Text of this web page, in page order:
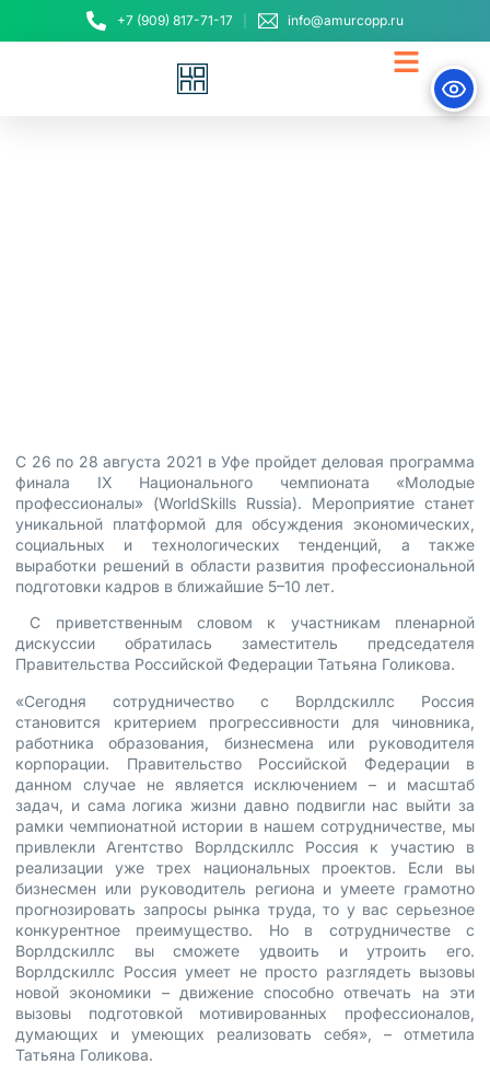
+7 (909) 817-71-17 info@amurcopp.ru
C 26 по 28 августа 2021 в Уфе пройдет деловая программа
финала IХ Национального чемпионата «Молодые
профессионалы» (WorldSkills Russia). Мероприятие станет
уникальной платформой для обсуждения экономических,
социальных и технологических тенденций, а также
выработки решений в области развития профессиональной
подготовки кадров в ближайшие 5–10 лет.
С приветственным словом к участникам пленарной
дискуссии обратилась заместитель председателя
Правительства Российской Федерации Татьяна Голикова.
«Сегодня сотрудничество с Ворлдскиллс Россия
становится критерием прогрессивности для чиновника,
работника образования, бизнесмена или руководителя
корпорации. Правительство Российской Федерации в
данном случае не является исключением – и масштаб
задач, и сама логика жизни давно подвигли нас выйти за
рамки чемпионатной истории в нашем сотрудничестве, мы
привлекли Агентство Ворлдскиллс Россия к участию в
реализации уже трех национальных проектов. Если вы
бизнесмен или руководитель региона и умеете грамотно
прогнозировать запросы рынка труда, то у вас серьезное
конкурентное преимущество. Но в сотрудничестве с
Ворлдскиллс вы сможете удвоить и утроить его.
Ворлдскиллс Россия умеет не просто разглядеть вызовы
новой экономики – движение способно отвечать на эти
вызовы подготовкой мотивированных профессионалов,
думающих и умеющих реализовать себя», – отметила
Татьяна Голикова.